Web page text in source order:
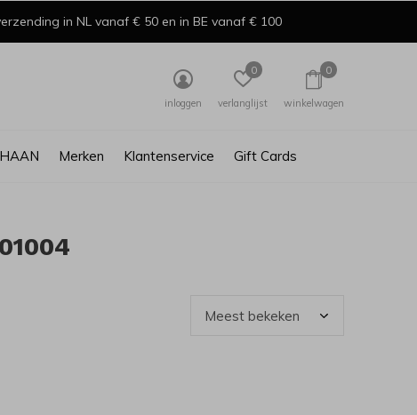
HAAN Merken Klantenservice Gift Cards
inloggen verlanglijst
0
winkelwagen
0
in NL vanaf € 50 en in BE vanaf € 100